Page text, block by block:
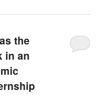
the
in an